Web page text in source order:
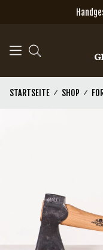
Zum Hauptinhalt springen
STARTSEITE SHOP